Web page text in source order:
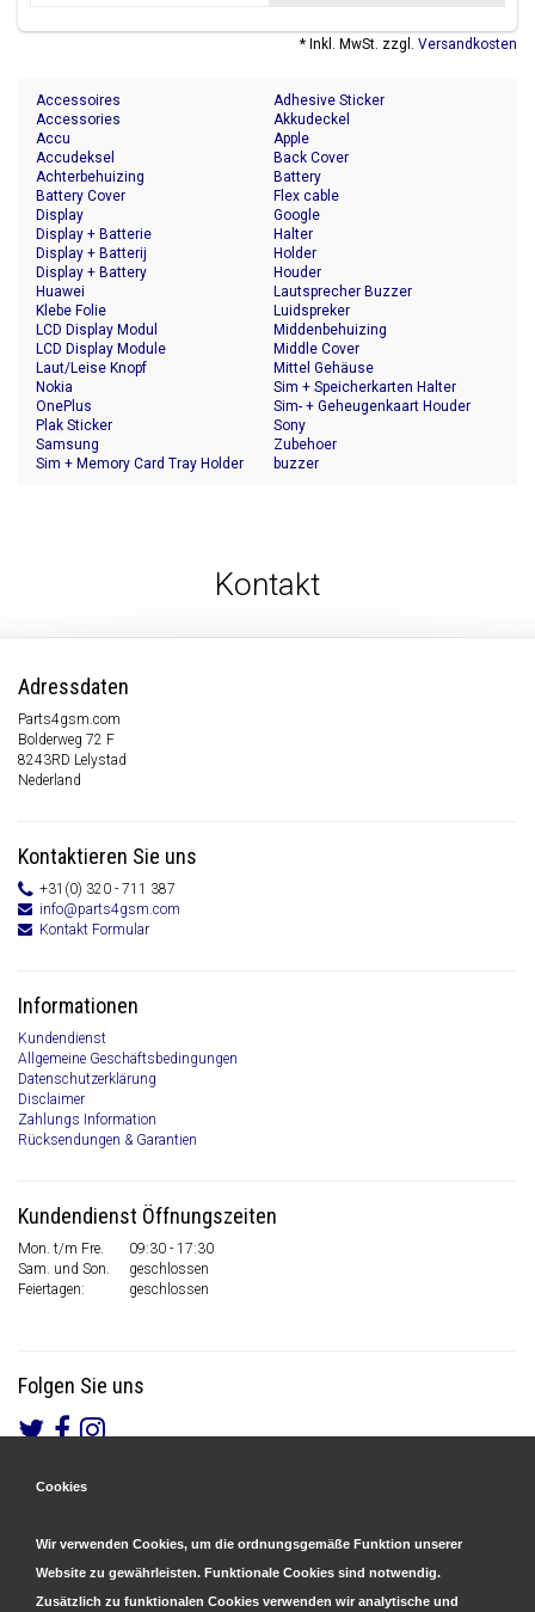
* Inkl. MwSt. zzgl. Versandkosten
Accessoires
Accessories
Accu
Accudeksel
Achterbehuizing
Adhesive Sticker
Akkudeckel
Apple
Back Cover
Battery
Battery Cover
Display
Display + Batterie
Display + Batterij
Display + Battery
Flex cable
Google
Halter
Holder
Houder
Huawei
Klebe Folie
LCD Display Modul
LCD Display Module
Laut/Leise Knopf
Lautsprecher Buzzer
Luidspreker
Middenbehuizing
Middle Cover
Mittel Gehäuse
Nokia
OnePlus
Plak Sticker
Samsung
Sim + Memory Card Tray Holder
Sim + Speicherkarten Halter
Sim- + Geheugenkaart Houder
Sony
Zubehoer
buzzer
Kontakt
Adressdaten
Parts4gsm.com
Bolderweg 72 F
8243RD Lelystad
Nederland
Kontaktieren Sie uns
+31(0) 320 - 711 387
info@parts4gsm.com
Kontakt Formular
Informationen
Kundendienst
Allgemeine Geschäftsbedingungen
Datenschutzerklärung
Disclaimer
Zahlungs Information
Rücksendungen & Garantien
Kundendienst Öffnungszeiten
Mon. t/m Fre.
09:30 - 17:30
Sam. und Son.
geschlossen
Feiertagen:
geschlossen
Folgen Sie uns
Cookies
Wir verwenden Cookies, um die ordnungsgemäße Funktion unserer
Website zu gewährleisten. Funktionale Cookies sind notwendig.
Zusätzlich zu funktionalen Cookies verwenden wir analytische und